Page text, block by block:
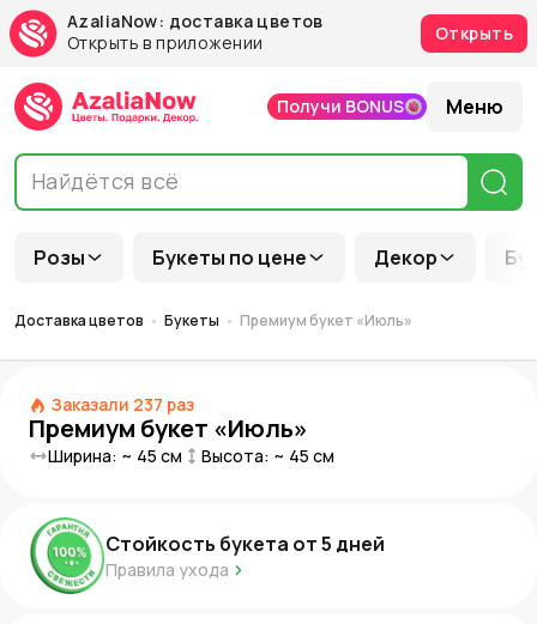
AzaliaNow: доставка цветов
Открыть в приложении
Открыть
Розы Букеты по цене Декор
Получи BONUS Меню
Доставка цветов Букеты Премиум букет «Июль»
Заказали 237 раз
Премиум букет «Июль»
Ширина: ~ 45 см Высота: ~ 45 см
Стойкость букета от5 дней
Правила ухода